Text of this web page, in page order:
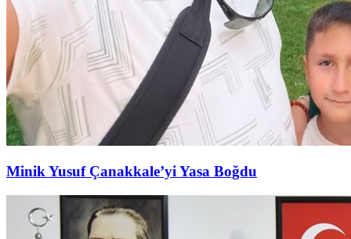
Minik Yusuf Çanakkale’yi Yasa Boğdu